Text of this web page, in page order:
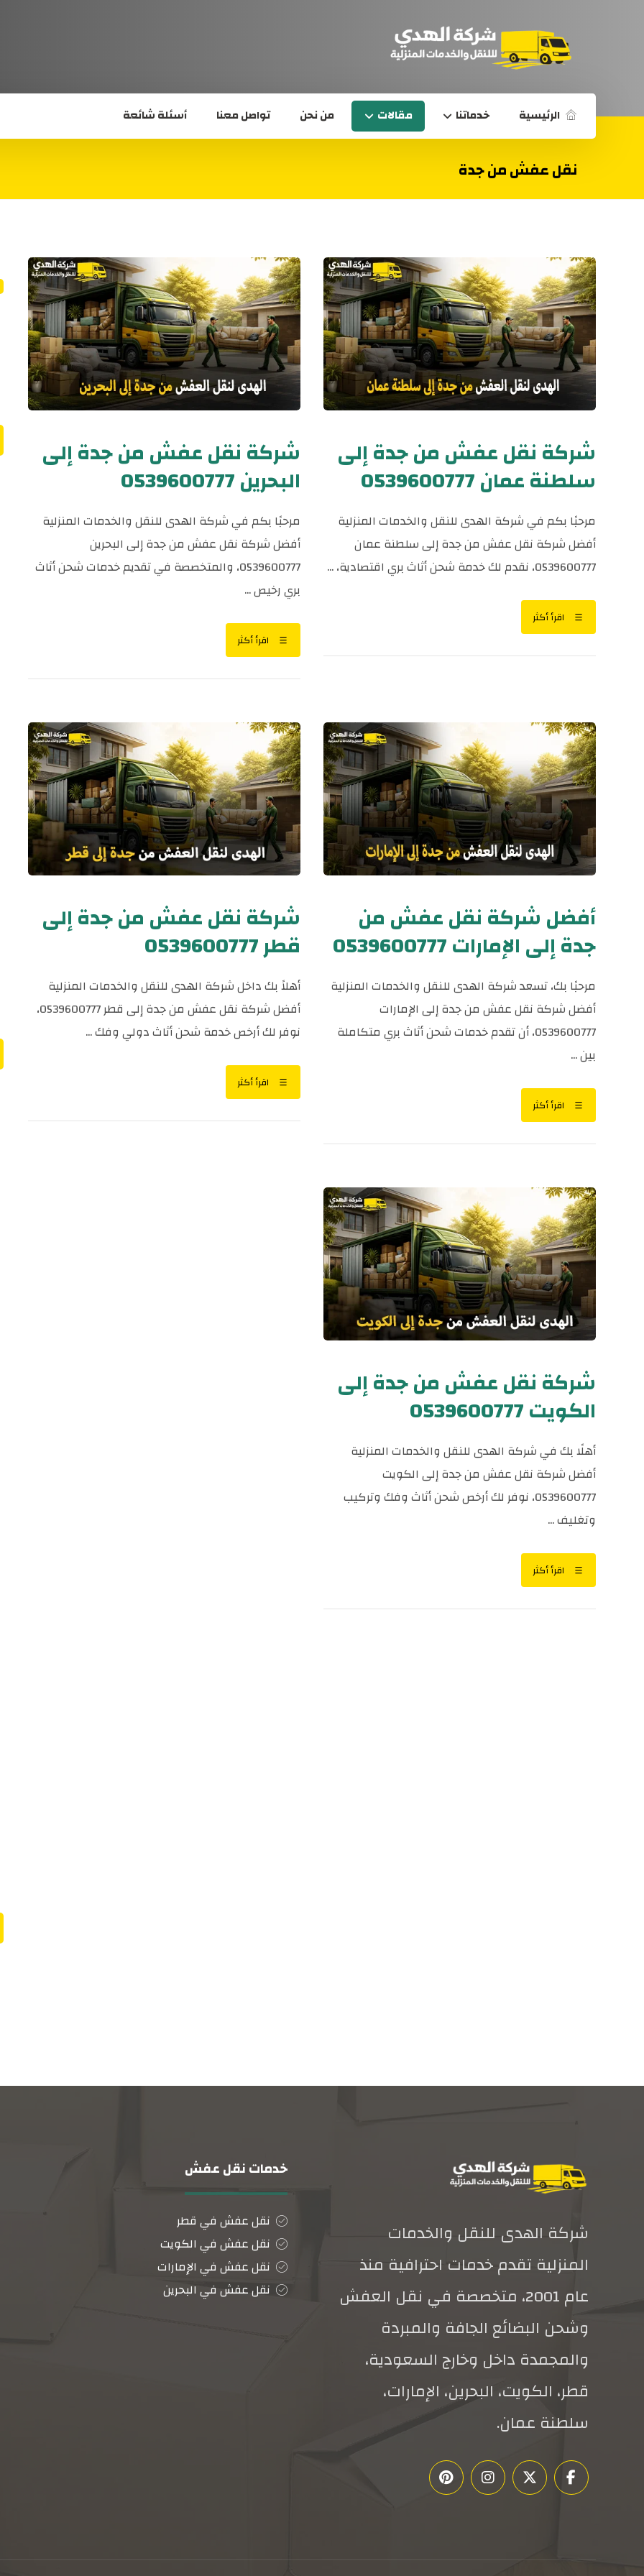
الرئيسية خدماتنا مقالات من نحن تواصل معنا أسئلة شائعة
نقل عفش من جدة
شركة نقل عفش من جدة إلى
سلطنة عمان 0539600777
مرحبًا بكم في شركة الهدى للنقل والخدمات المنزلية
أفضل شركة نقل عفش من جدة إلى سلطنة عمان
0539600777، نقدم لك خدمة شحن أثاث بري اقتصادية، ...
اقرأ أكثر
شركة نقل عفش من جدة إلى
البحرين 0539600777
مرحبًا بكم في شركة الهدى للنقل والخدمات المنزلية
أفضل شركة نقل عفش من جدة إلى البحرين
0539600777، والمتخصصة في تقديم خدمات شحن أثاث
بري رخيص ...
اقرأ أكثر
أفضل شركة نقل عفش من
جدة إلى الإمارات 0539600777
مرحبًا بك، تسعد شركة الهدى للنقل والخدمات المنزلية
أفضل شركة نقل عفش من جدة إلى الإمارات
0539600777، أن تقدم خدمات شحن أثاث بري متكاملة
بين ...
اقرأ أكثر
شركة نقل عفش من جدة إلى
قطر 0539600777
أهلاً بك داخل شركة الهدى للنقل والخدمات المنزلية
أفضل شركة نقل عفش من جدة إلى قطر 0539600777،
نوفر لك أرخص خدمة شحن أثاث دولي وفك ...
اقرأ أكثر
شركة نقل عفش من جدة إلى
الكويت 0539600777
أهلًا بك في شركة الهدى للنقل والخدمات المنزلية
أفضل شركة نقل عفش من جدة إلى الكويت
0539600777، نوفر لك أرخص شحن أثاث وفك وتركيب
وتغليف ...
اقرأ أكثر
شركة الهدى للنقل والخدمات
المنزلية تقدم خدمات احترافية منذ
عام 2001، متخصصة في نقل العفش
وشحن البضائع الجافة والمبردة
والمجمدة داخل وخارج السعودية،
قطر، الكويت، البحرين، الإمارات،
سلطنة عمان.
خدمات نقل عفش
نقل عفش في قطر
نقل عفش في الكويت
نقل عفش في الإمارات
نقل عفش في البحرين